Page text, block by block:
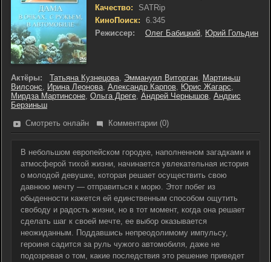
Качество:
SATRip
КиноПоиск:
6.345
Режиссер:
Олег Бабицкий, Юрий Гольдин
Актёры: Татьяна Кузнецова, Эммануил Виторган, Мартиньш
Вилсонс, Ирина Леонова, Александр Карпов, Юрис Жагарс,
Мирдза Мартинсоне, Ольга Дреге, Андрей Чернышов, Андрис
Берзиньш
Смотреть онлайн
Комментарии (0)
В небольшом европейском городке, наполненном загадками и
атмосферой тихой жизни, начинается увлекательная история
о молодой девушке, которая решает осуществить свою
давнюю мечту — отправиться к морю. Этот побег из
обыденности кажется ей единственным способом ощутить
свободу и радость жизни, но в тот момент, когда она решает
сделать шаг к своей мечте, ее выбор оказывается
неожиданным. Поддавшись непреодолимому импульсу,
героиня садится за руль чужого автомобиля, даже не
подозревая о том, какие последствия это решение приведет